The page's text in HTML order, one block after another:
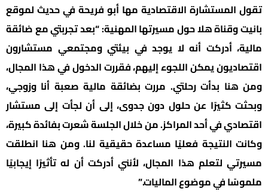
تقول المستشارة الاقتصادية مها أبو فريحة في حديث لموقع
بانيت وقناة هلا حول مسيرتها المهنية: “بعد تجربتي مع ضائقة
مالية، أدركت أنه لا يوجد في بيئتي ومجتمعي مستشارون
اقتصاديون يمكن اللجوء إليهم، فقررت الدخول في هذا المجال،
ومن هنا بدأت رحلتي. مررت بضائقة مالية صعبة أنا وزوجي،
وبحثت كثيرًا عن حلول دون جدوى، إلى أن لجأت إلى مستشار
اقتصادي في أحد المراكز. من خلال الجلسة شعرت بفائدة كبيرة،
وكانت النتيجة فعليًا مساعدة حقيقية لنا. ومن هنا انطلقت
مسيرتي لتعلم هذا المجال، لأنني أدركت أن له تأثيرًا إيجابيًا
ملموسًا في موضوع الماليات.”